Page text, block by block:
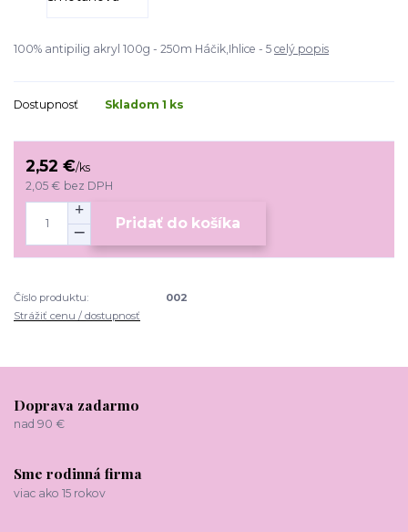
100% antipilig akryl 100g - 250m Háčik,Ihlice - 5 celý popis
Dostupnosť Skladom 1 ks
2,52 €/ks
2,05 € bez DPH
Pridať do košíka
Číslo produktu:
002
Strážiť cenu / dostupnosť
Doprava zadarmo
nad 90 €
Sme rodinná firma
viac ako 15 rokov